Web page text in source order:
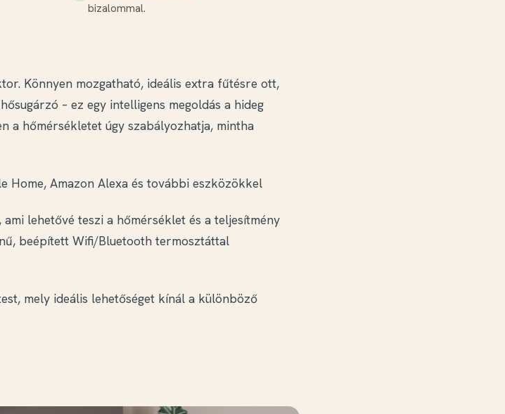
bizalommal.
Könnyen mozgatható, ideális extra fűtésre ott,
– ez egy intelligens megoldás a hideg
a hőmérsékletet úgy szabályozhatja, mintha
Home, Amazon Alexa és további eszközökkel
, ami lehetővé teszi a hőmérséklet és a teljesítmény
beépített Wifi/Bluetooth termosztáttal
mely ideális lehetőséget kínál a különböző